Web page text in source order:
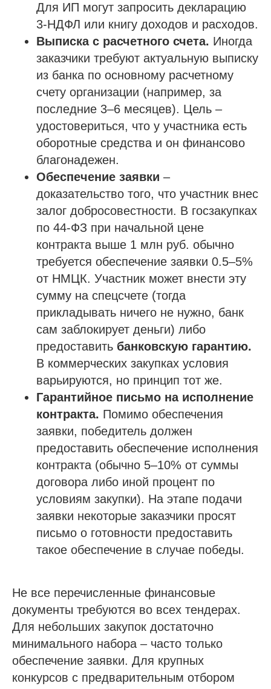
Для ИП могут запросить декларацию
3-НДФЛ или книгу доходов и расходов.
Выписка с расчетного счета. Иногда
заказчики требуют актуальную выписку
из банка по основному расчетному
счету организации (например, за
последние 3–6 месяцев). Цель –
удостовериться, что у участника есть
оборотные средства и он финансово
благонадежен.
Обеспечение заявки –
доказательство того, что участник внес
залог добросовестности. В госзакупках
по 44-ФЗ при начальной цене
контракта выше 1 млн руб. обычно
требуется обеспечение заявки 0.5–5%
от НМЦК. Участник может внести эту
сумму на спецсчете (тогда
прикладывать ничего не нужно, банк
сам заблокирует деньги) либо
предоставить банковскую гарантию.
В коммерческих закупках условия
варьируются, но принцип тот же.
Гарантийное письмо на исполнение
контракта. Помимо обеспечения
заявки, победитель должен
предоставить обеспечение исполнения
контракта (обычно 5–10% от суммы
договора либо иной процент по
условиям закупки). На этапе подачи
заявки некоторые заказчики просят
письмо о готовности предоставить
такое обеспечение в случае победы.
Не все перечисленные финансовые
документы требуются во всех тендерах.
Для небольших закупок достаточно
минимального набора – часто только
обеспечение заявки. Для крупных
конкурсов с предварительным отбором